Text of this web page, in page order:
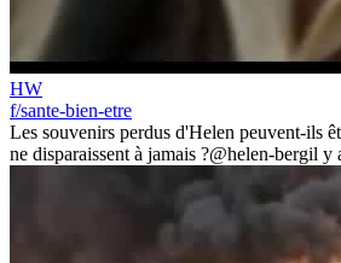
HW
f/sante-bien-etre
Les souvenirs perdus d'Helen peuvent-ils
ne disparaissent à jamais ?@helen-bergil y